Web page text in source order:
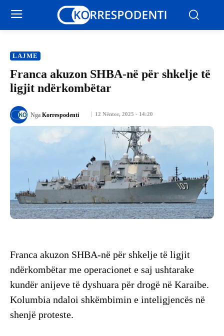
LAJME
Franca akuzon SHBA-në për shkelje të
ligjit ndërkombëtar
12 Nëntor, 2025 - 14:20
Nga Korrespodenti
Franca akuzon SHBA-në për shkelje të ligjit
ndërkombëtar me operacionet e saj ushtarake
kundër anijeve të dyshuara për drogë në Karaibe.
Kolumbia ndaloi shkëmbimin e inteligjencës në
shenjë proteste.